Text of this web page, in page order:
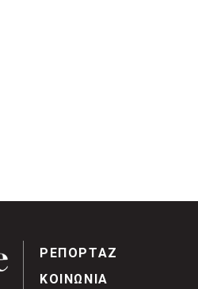
ΡΕΠΟΡΤΑΖ
ΚΟΙΝΩΝΙΑ